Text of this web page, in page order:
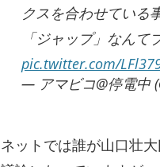
クスを合わせている
「ジャップ」なん
pic.twitter.com/
— アマビコ@停電中
ネットでは誰が山口壮